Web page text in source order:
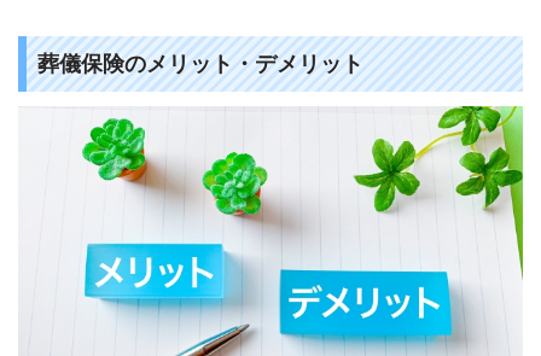
葬儀保険のメリット・デメリット